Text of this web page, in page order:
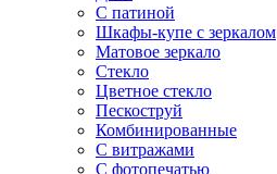
С патиной
Шкафы-купе с зеркалом
Матовое зеркало
Стекло
Цветное стекло
Пескоструй
Комбинированные
С витражами
С фотопечатью